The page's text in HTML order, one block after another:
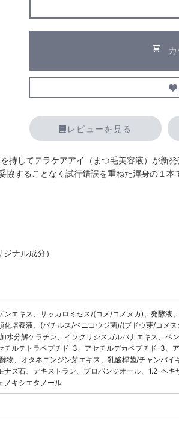
shopping_cart
レビューを見る
持してテラケアアイ（まつ毛美容液）が新発
することなく試行錯誤を重ねた渾身の１本
ナル成分）
ンエキス、サッカロミセス/(コメ/コメヌカ)、発酵
化培養液、(パチルス/ベニコウジ菌)/(ブドウ芽/コメ
水分解ケラチン、イソクリシスガルバナエキス、
チルテトラペプチド-3、アセチルデカペプチド-3
物、オタネニンジン芽エキス、乳酸桿菌/チャンバ
ナズ石、デキストラン、プロパンジオール、1.2-ヘ
ノキシエタノール